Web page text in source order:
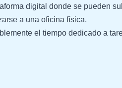
digital donde se pueden
a una oficina física.
el tiempo dedicado a